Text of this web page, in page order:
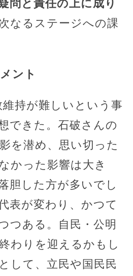
問と責任の上に成り
なるステージへの課
ント
維持が難しいという事
できた。石破さんの
を潜め、思い切った
かった影響は大き
胆した方が多いでし
表が変わり、かつて
つある。自民・公明
わりを迎えるかもし
して、立民や国民民